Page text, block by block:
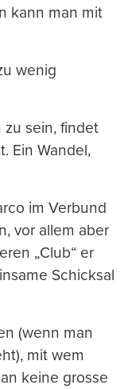
kann man mit
wenig
zu sein, findet
Ein Wandel,
im Verbund
vor allem aber
„Club“ er
Schicksal
(wenn man
mit wem
keine grosse